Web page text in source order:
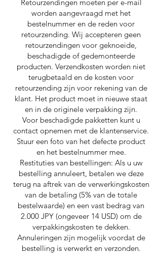
Retourzendingen moeten per e-mail
worden aangevraagd met het
bestelnummer en de reden voor
retourzending. Wij accepteren geen
retourzendingen voor geknoeide,
beschadigde of gedemonteerde
producten. Verzendkosten worden niet
terugbetaald en de kosten voor
retourzending zijn voor rekening van de
klant. Het product moet in nieuwe staat
en in de originele verpakking zijn.
Voor beschadigde pakketten kunt u
contact opnemen met de klantenservice.
Stuur een foto van het defecte product
en het bestelnummer mee.
Restituties van bestellingen: Als u uw
bestelling annuleert, betalen we deze
terug na aftrek van de verwerkingskosten
van de betaling (5% van de totale
bestelwaarde) en een vast bedrag van
2.000 JPY (ongeveer 14 USD) om de
verpakkingskosten te dekken.
Annuleringen zijn mogelijk voordat de
bestelling is verwerkt en verzonden.